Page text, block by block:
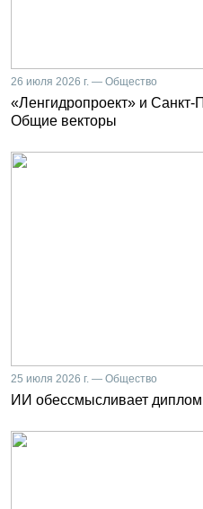
26 июля 2026 г. — Общество
«Ленгидропроект» и Санкт-
Общие векторы
25 июля 2026 г. — Общество
ИИ обессмысливает